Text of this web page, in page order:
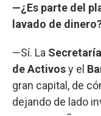
—¿Es parte del
lavado de
—Sí. La
de Activosy el
gran capital, de
dejando de lado